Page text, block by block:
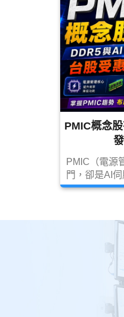
PMIC概念
PMIC（電源
門，卻是AI
可或缺的關